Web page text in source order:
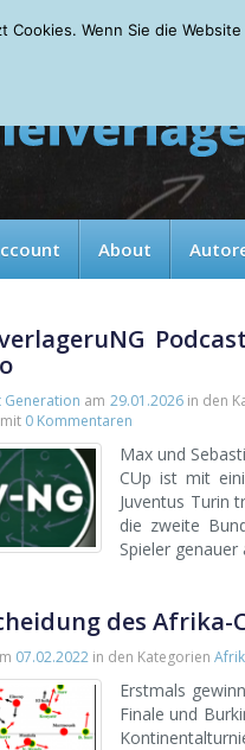
About
Generation am 29.01.2026in den
mit 0 Kommentaren
Max und
CUp ist mit
Juventus Turin
die zweite
Spieler genauer
des Afrika-
07.02.2022 in den Kategorien
Erstmals
Finale und
Cookies. Wenn Sie die